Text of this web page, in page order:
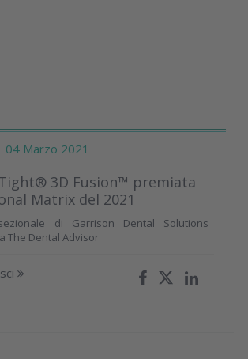
Marzo 2021
3D Fusion™ premiata
Matrix del 2021
di Garrison Dental Solutions
The Dental Advisor